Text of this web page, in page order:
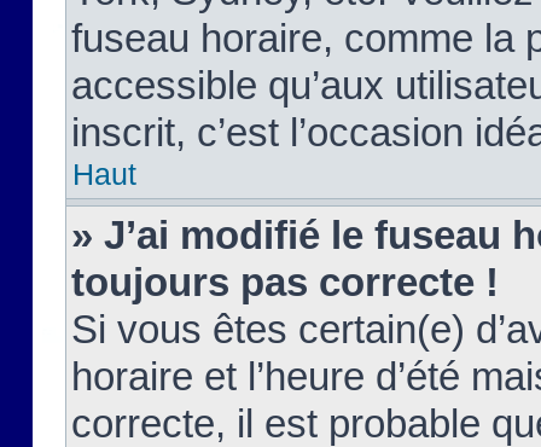
fuseau horaire, comme la
accessible qu’aux
inscrit, c’est l’occasion
Haut
» J’ai modifié le fuseau
toujours pas correcte !
Si vous êtes certain(e)
horaire et l’heure d’été
correcte, il est probable